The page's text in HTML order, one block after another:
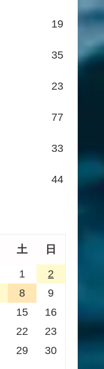
19
35
23
77
33
44
土 日
1
2
8
9
15
16
22
23
29
30